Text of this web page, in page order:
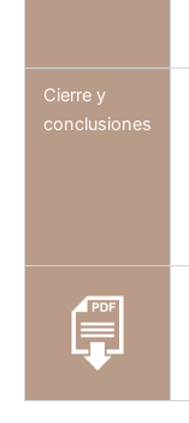
Cierre y
conclusiones